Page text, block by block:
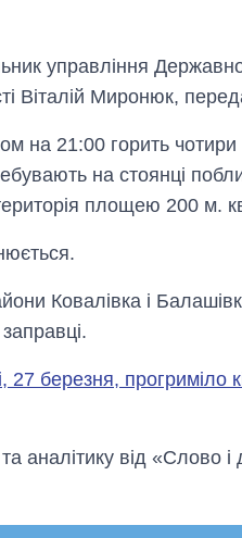
управління
Віталій Миронюк,
на 21:00 горить чотири
на стоянці
площею 200 м.
Ковалівка і
27 березня, прогриміло
аналітику від «Слово